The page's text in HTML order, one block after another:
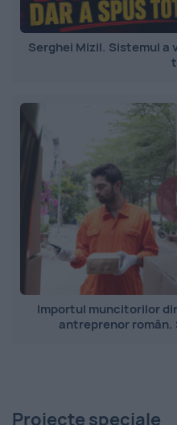
Serghei Mizil. Sistemul a
Importul muncitorilor
antreprenor
Proiecte speciale